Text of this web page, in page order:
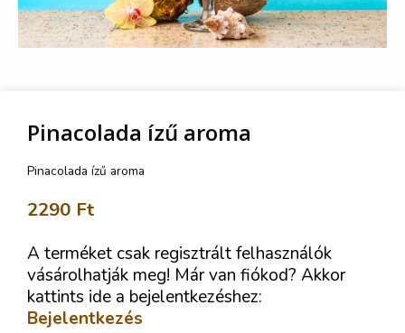
Pinacolada ízű aroma
Pinacolada ízű aroma
2290 Ft
A terméket csak regisztrált felhasználók
vásárolhatják meg! Már van fiókod? Akkor
kattints ide a bejelentkezéshez:
Bejelentkezés